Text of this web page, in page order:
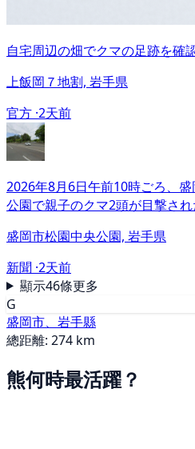
自宅周辺の畑でクマの足跡を確
上飯岡７地割, 岩手県
官方 ·2天前
2026年8月6日午前10時ごろ、
公園で親子のクマ2頭が目撃され
盛岡市松園中央公園, 岩手県
新聞 ·2天前
顯示46條更多
G
盛岡市、岩手縣
總距離: 274 km
熊何時最活躍？